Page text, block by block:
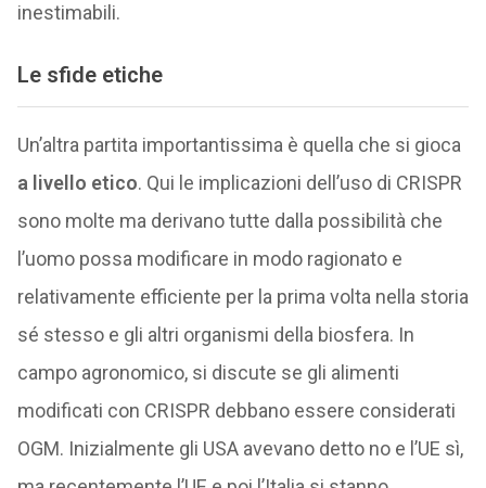
inestimabili.
Le sfide etiche
Un’altra partita importantissima è quella che si gioca
a livello etico. Qui le implicazioni dell’uso di CRISPR
sono molte ma derivano tutte dalla possibilità che
l’uomo possa modificare in modo ragionato e
relativamente efficiente per la prima volta nella storia
sé stesso e gli altri organismi della biosfera. In
campo agronomico, si discute se gli alimenti
modificati con CRISPR debbano essere considerati
OGM. Inizialmente gli USA avevano detto no e l’UE sì,